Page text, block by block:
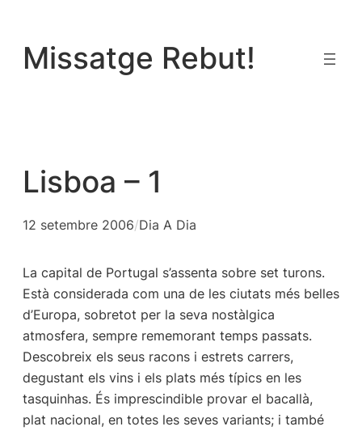
contingut
Missatge Rebut!
Lisboa – 1
12 setembre 2006/Dia A Dia
La capital de Portugal s’assenta sobre set turons.
Està considerada com una de les ciutats més belles
d’Europa, sobretot per la seva nostàlgica
atmosfera, sempre rememorant temps passats.
Descobreix els seus racons i estrets carrers,
degustant els vins i els plats més típics en les
tasquinhas. És imprescindible provar el bacallà,
plat nacional, en totes les seves variants; i també